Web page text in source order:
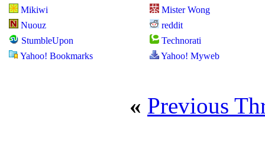
Mikiwi
Mister Wong
Nuouz
reddit
StumbleUpon
Technorati
Yahoo! Bookmarks
Yahoo! Myweb
« Previous